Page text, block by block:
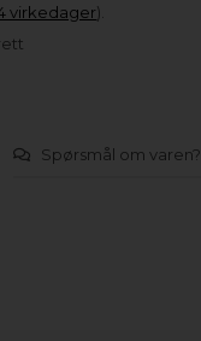
Spørsmål om varen?
virkedager).